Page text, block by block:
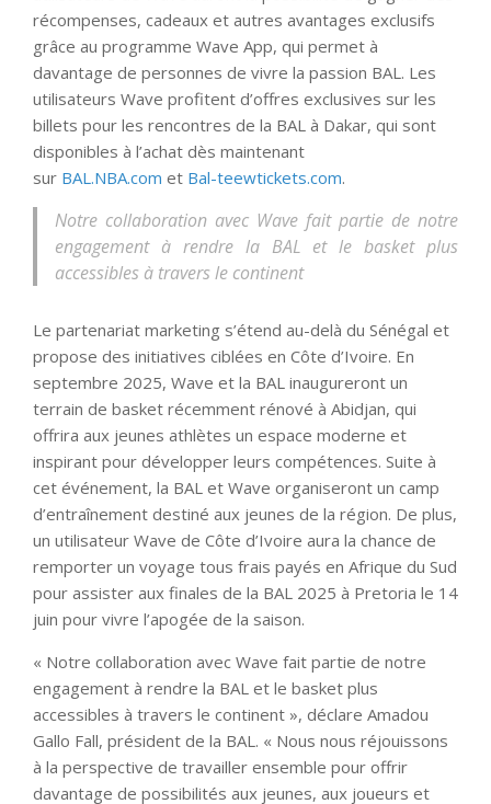
récompenses, cadeaux et autres avantages exclusifs
grâce au programme Wave App, qui permet à
davantage de personnes de vivre la passion BAL. Les
utilisateurs Wave profitent d’offres exclusives sur les
billets pour les rencontres de la BAL à Dakar, qui sont
disponibles à l’achat dès maintenant
sur BAL.NBA.com et Bal-teewtickets.com.
Notre collaboration avec Wave fait partie de notre
engagement à rendre la BAL et le basket plus
accessibles à travers le continent
Le partenariat marketing s’étend au-delà du Sénégal et
propose des initiatives ciblées en Côte d’Ivoire. En
septembre 2025, Wave et la BAL inaugureront un
terrain de basket récemment rénové à Abidjan, qui
offrira aux jeunes athlètes un espace moderne et
inspirant pour développer leurs compétences. Suite à
cet événement, la BAL et Wave organiseront un camp
d’entraînement destiné aux jeunes de la région. De plus,
un utilisateur Wave de Côte d’Ivoire aura la chance de
remporter un voyage tous frais payés en Afrique du Sud
pour assister aux finales de la BAL 2025 à Pretoria le 14
juin pour vivre l’apogée de la saison.
« Notre collaboration avec Wave fait partie de notre
engagement à rendre la BAL et le basket plus
accessibles à travers le continent », déclare Amadou
Gallo Fall, président de la BAL. « Nous nous réjouissons
à la perspective de travailler ensemble pour offrir
davantage de possibilités aux jeunes, aux joueurs et